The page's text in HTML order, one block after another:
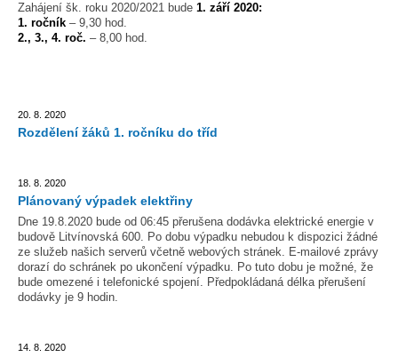
Zahájení šk. roku 2020/2021 bude 1. září 2020:
1. ročník – 9,30 hod.
2., 3., 4. roč. – 8,00 hod.
20. 8. 2020
Rozdělení žáků 1. ročníku do tříd
18. 8. 2020
Plánovaný výpadek elektřiny
Dne 19.8.2020 bude od 06:45 přerušena dodávka elektrické energie v
budově Litvínovská 600. Po dobu výpadku nebudou k dispozici žádné
ze služeb našich serverů včetně webových stránek. E-mailové zprávy
dorazí do schránek po ukončení výpadku. Po tuto dobu je možné, že
bude omezené i telefonické spojení. Předpokládaná délka přerušení
dodávky je 9 hodin.
14. 8. 2020